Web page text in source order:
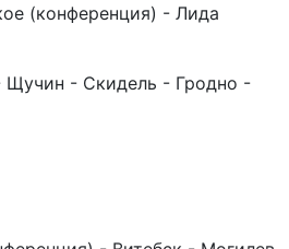
(конференция) - Лида
Щучин - Скидель - Гродно -